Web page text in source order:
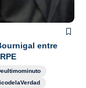
entre